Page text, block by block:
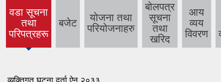
वडा सूचना
तथा
परिपत्रहरू
(active
tab)
बजेट
योजना तथा
परियोजनाहरु
बोलपत्र
सूचना
तथा
खरिद
आय
व्यय
विवरण